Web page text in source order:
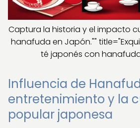
Captura la historia y el impacto
hanafuda en Japón.""
té japonés con
Influencia de
entretenimiento y la
popular japonesa